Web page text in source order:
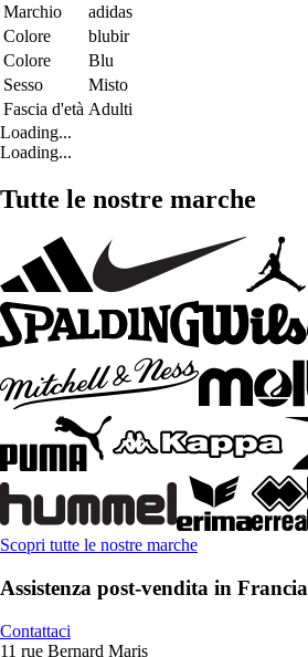
Marchio
adidas
Colore
blubir
Colore
Blu
Sesso
Misto
Fascia d'età Adulti
Loading...
Loading...
Tutte le nostre marche
Scopri tutte le nostre marche
Assistenza post-vendita in Francia
Contattaci
11 rue Bernard Maris